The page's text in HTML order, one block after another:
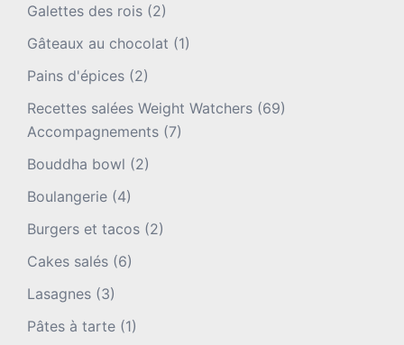
Galettes des rois (2)
Gâteaux au chocolat (1)
Pains d'épices (2)
Recettes salées Weight Watchers (69)
Accompagnements (7)
Bouddha bowl (2)
Boulangerie (4)
Burgers et tacos (2)
Cakes salés (6)
Lasagnes (3)
Pâtes à tarte (1)